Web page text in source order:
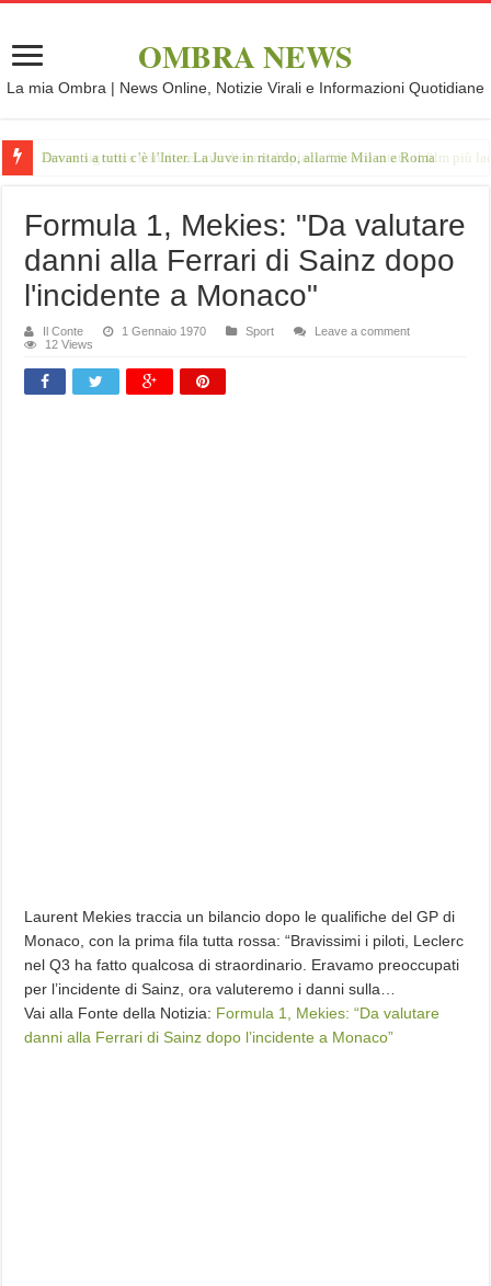
OMBRA NEWS
La mia Ombra | News Online, Notizie Virali e Informazioni Quotidiane
Davanti a tutti c’è l’Inter. La Juve in ritardo, allarme Milan e Roma
Formula 1, Mekies: "Da valutare
danni alla Ferrari di Sainz dopo
l'incidente a Monaco"
Il Conte 1 Gennaio 1970 Sport
Leave a comment
12 Views
Laurent Mekies traccia un bilancio dopo le qualifiche del GP di
Monaco, con la prima fila tutta rossa: “Bravissimi i piloti, Leclerc
nel Q3 ha fatto qualcosa di straordinario. Eravamo preoccupati
per l’incidente di Sainz, ora valuteremo i danni sulla…
Vai alla Fonte della Notizia: Formula 1, Mekies: “Da valutare
danni alla Ferrari di Sainz dopo l’incidente a Monaco”